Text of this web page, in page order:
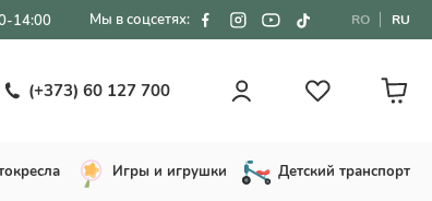
14:00 Мы в соцсетях: RO RU
(+373) 60 127 700
Игры и игрушки Детский транспорт